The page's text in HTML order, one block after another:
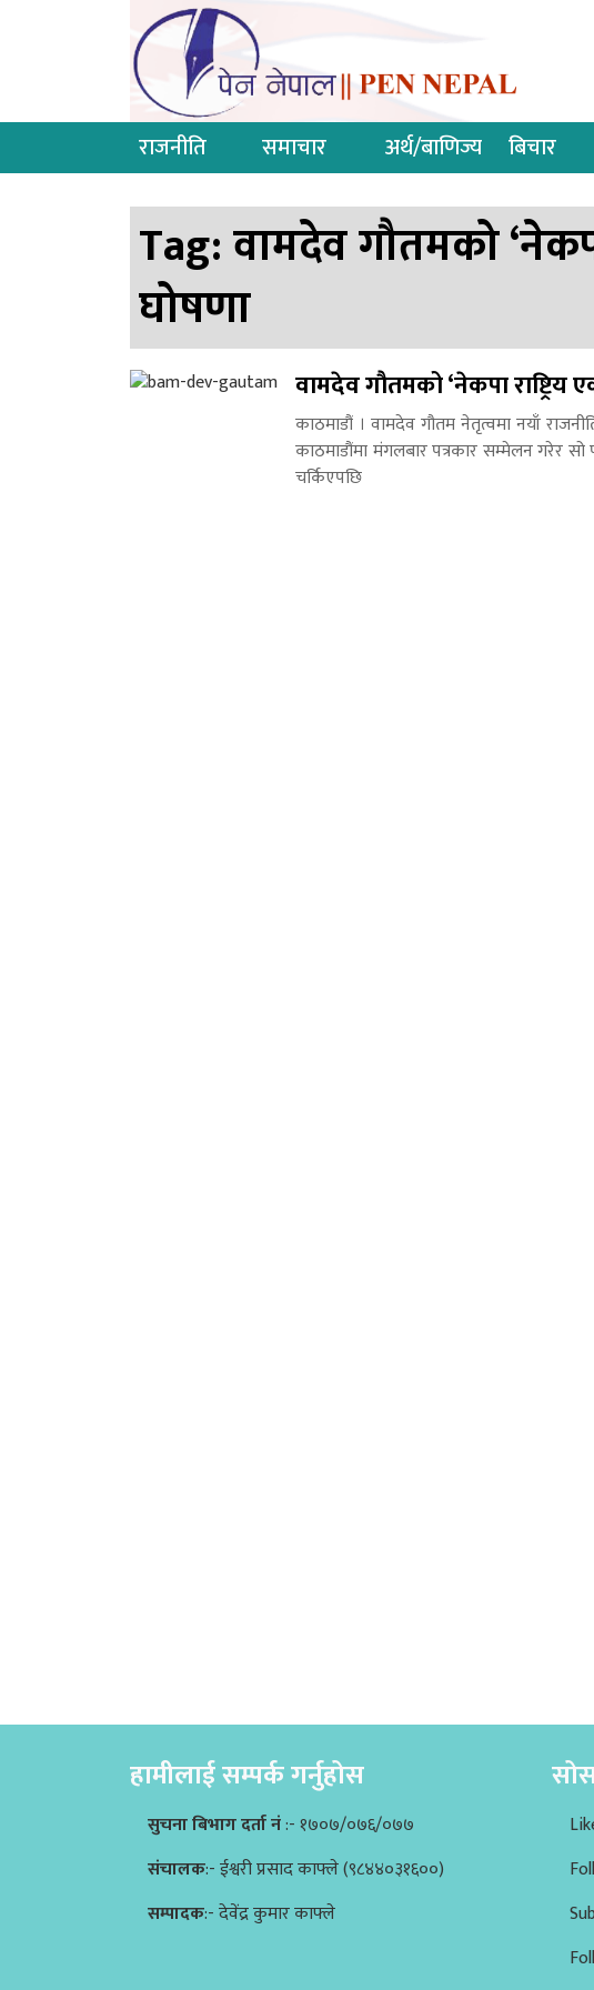
राजनीति समाचार अर्थ/बाणिज्य बिचार
Tag:वामदेव गौतमको ‘नेकपा
घोषणा
वामदेव गौतमको ‘नेकपा राष्ट्रिय
काठमाडौं । वामदेव गौतम नेतृत्वमा नयाँ
काठमाडौंमा मंगलबार पत्रकार सम्मेलन गरेर सो
चर्किएपछि
हामीलाई सम्पर्क गर्नुहोस
सुचना बिभाग दर्ता नं:- १७०७/०७६/०७७
संचालक:- ईश्वरी प्रसाद काफ्ले (९८४४०३१६००)
सम्पादक:- देवेंद्र कुमार काफ्ले